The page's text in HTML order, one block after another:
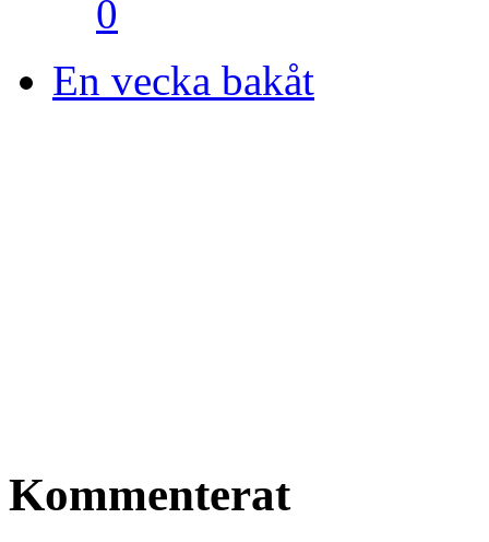
0
En vecka bakåt
Kommenterat